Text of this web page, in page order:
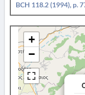
BCH 118.2 (1994), p.
+
−